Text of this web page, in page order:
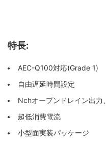
特長:
AEC-Q100対応(Grade 1)
自由遅延時間設定
Nchオープンドレイン出力
超低消費電流
小型面実装パッケージ